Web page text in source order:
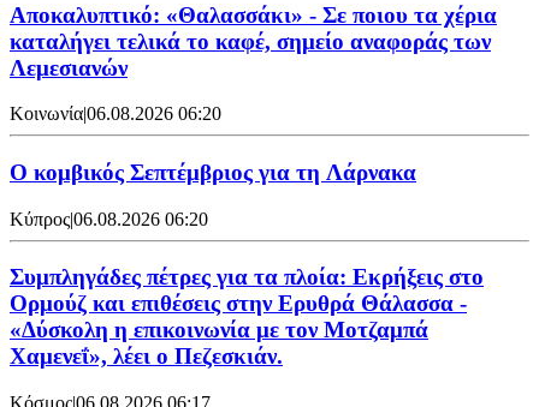
Αποκαλυπτικό: «Θαλασσάκι» - Σε ποιου τα χέρια
καταλήγει τελικά το καφέ, σημείο αναφοράς των
Λεμεσιανών
Κοινωνία|06.08.2026 06:20
Ο κομβικός Σεπτέμβριος για τη Λάρνακα
Κύπρος|06.08.2026 06:20
Συμπληγάδες πέτρες για τα πλοία: Εκρήξεις στο
Ορμούζ και επιθέσεις στην Ερυθρά Θάλασσα -
«Δύσκολη η επικοινωνία με τον Μοτζαμπά
Χαμενεΐ», λέει ο Πεζεσκιάν.